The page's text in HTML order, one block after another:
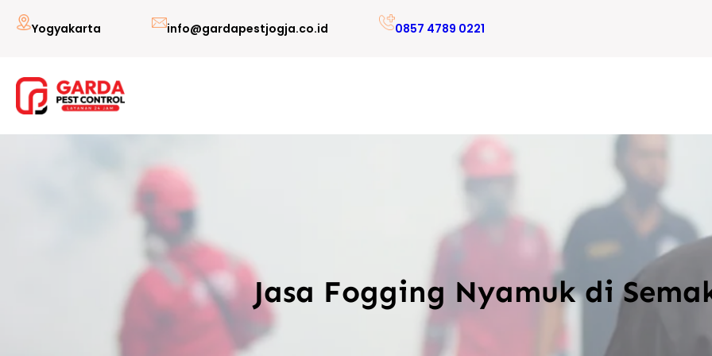
Lewati
Yogyakarta info@gardapestjogja.co.id 0857 4789 0221
Jasa Fogging Nyamuk di